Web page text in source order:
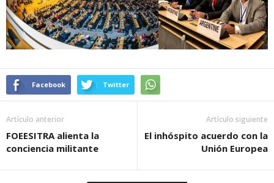
Facebook Twitter
Artículo anterior
FOEESITRA alienta la
conciencia militante
Artículo siguiente
El inhóspito acuerdo con la
Unión Europea